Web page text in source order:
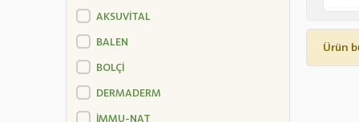
AKSUVİTAL
BALEN
BOLÇİ
DERMADERM
İMMU-NAT
Ürün